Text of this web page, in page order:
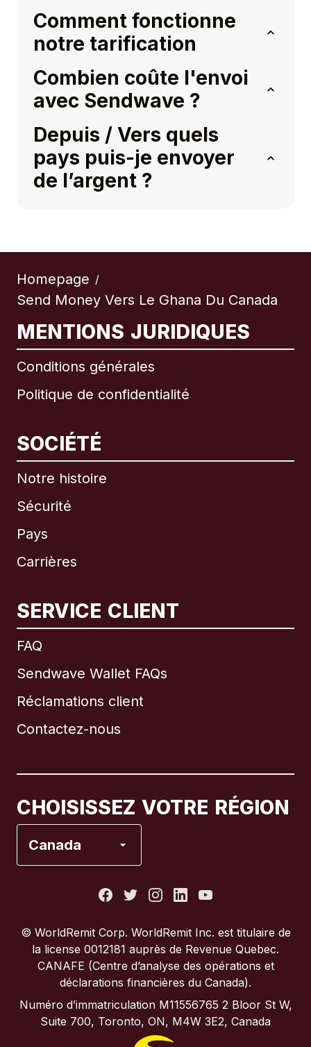
Comment fonctionne
notre tarification
Combien coûte l'envoi
avec Sendwave ?
Depuis / Vers quels
pays puis-je envoyer
de l’argent ?
Homepage /
Send Money Vers Le Ghana Du Canada
MENTIONS JURIDIQUES
Conditions générales
Politique de confidentialité
SOCIÉTÉ
Notre histoire
Sécurité
Pays
Carrières
SERVICE CLIENT
FAQ
Sendwave Wallet FAQs
Réclamations client
Contactez-nous
CHOISISSEZ VOTRE RÉGION
Canada
International English
Brésil
Italie
Portugal
© WorldRemit Corp.‍ WorldRemit Inc. est titulaire de
la license 0012181 auprès de Revenue Quebec.
CANAFE (Centre d’analyse des opérations et
déclarations financières du Canada).
Numéro d’immatriculation M11556765 2 Bloor St W,
Suite 700, Toronto, ON, M4W 3E2, Canada